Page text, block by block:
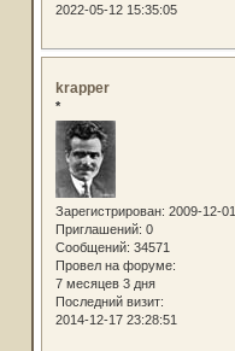
2022-05-12 15:35:05
krapper
*
Зарегистрирован: 2009-12-01
Приглашений: 0
Сообщений: 34571
Провел на форуме:
7 месяцев 3 дня
Последний визит:
2014-12-17 23:28:51